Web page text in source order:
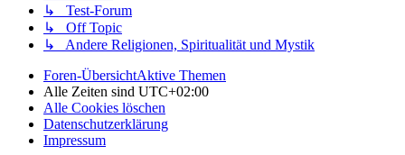
↳ Test-Forum
↳ Off Topic
↳ Andere Religionen, Spiritualität und Mystik
Foren-ÜbersichtAktive Themen
Alle Zeiten sind UTC+02:00
Alle Cookies löschen
Datenschutzerklärung
Impressum